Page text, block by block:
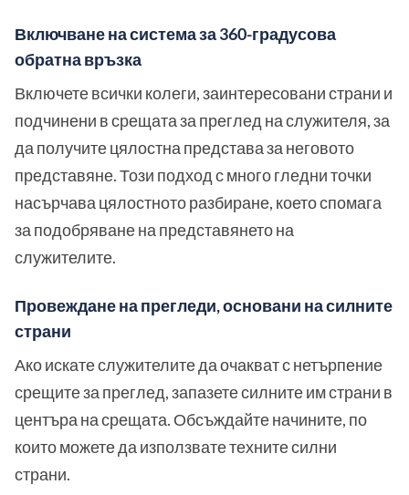
Включване на система за 360-градусова
обратна връзка
Включете всички колеги, заинтересовани страни и
подчинени в срещата за преглед на служителя, за
да получите цялостна представа за неговото
представяне. Този подход с много гледни точки
насърчава цялостното разбиране, което спомага
за подобряване на представянето на
служителите.
Провеждане на прегледи, основани на силните
страни
Ако искате служителите да очакват с нетърпение
срещите за преглед, запазете силните им страни в
центъра на срещата. Обсъждайте начините, по
които можете да използвате техните силни
страни.